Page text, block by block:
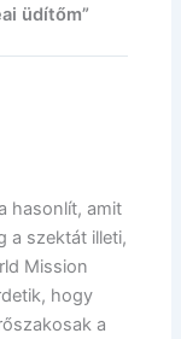
üdítőm”
hasonlít, amit
a szektát illeti,
Mission
hogy
a